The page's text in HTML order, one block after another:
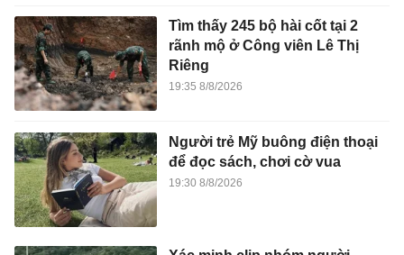
Tìm thấy 245 bộ hài cốt tại 2
rãnh mộ ở Công viên Lê Thị
Riêng
19:35 8/8/2026
Người trẻ Mỹ buông điện thoại
để đọc sách, chơi cờ vua
19:30 8/8/2026